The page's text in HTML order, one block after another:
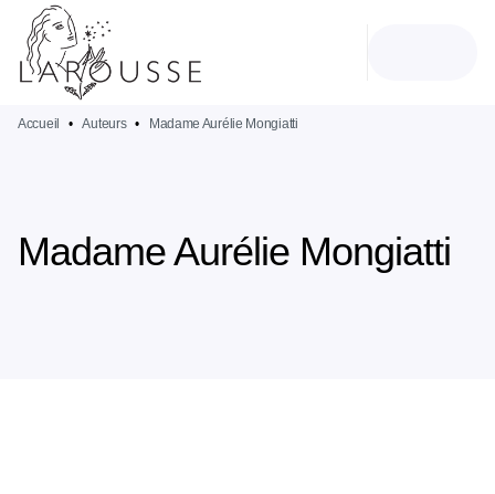
MENU
PIED DE PAGE
Accueil • Auteurs • Madame Aurélie Mongiatti
Madame Aurélie Mongiatti